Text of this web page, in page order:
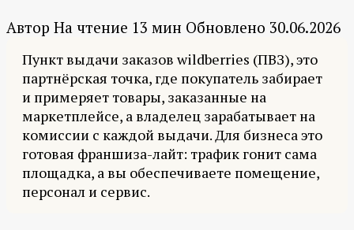
Автор На чтение 13 мин Обновлено 30.06.2026
Пункт выдачи заказов wildberries (ПВЗ), это
партнёрская точка, где покупатель забирает
и примеряет товары, заказанные на
маркетплейсе, а владелец зарабатывает на
комиссии с каждой выдачи. Для бизнеса это
готовая франшиза-лайт: трафик гонит сама
площадка, а вы обеспечиваете помещение,
персонал и сервис.